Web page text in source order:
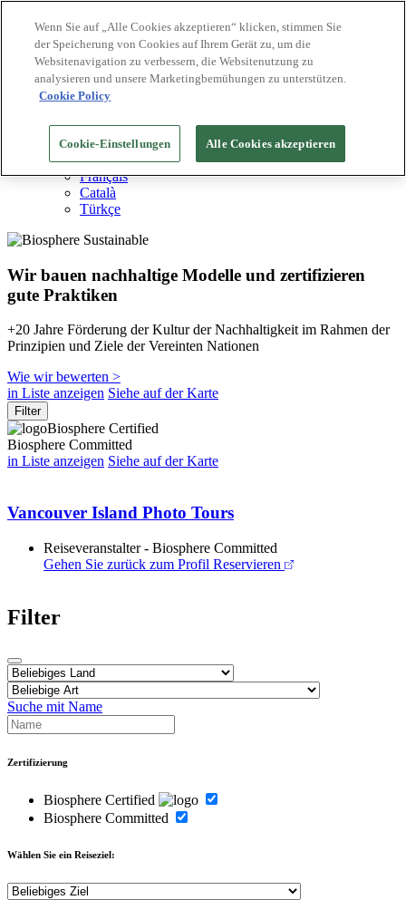
Biosphere Reiseziele
Biosphere Unternehmen
Wie wir bewerten
Über uns
English
Español
Português
Français
Català
Türkçe
Wir bauen nachhaltige Modelle und zertifizieren
gute Praktiken
+20 Jahre Förderung der Kultur der Nachhaltigkeit im Rahmen der
Prinzipien und Ziele der Vereinten Nationen
Wie wir bewerten >
in Liste anzeigen Siehe auf der Karte
Filter
Biosphere Certified
Biosphere Committed
in Liste anzeigen Siehe auf der Karte
Vancouver Island Photo Tours
Reiseveranstalter - Biosphere Committed
Gehen Sie zurück zum Profil Reservieren
Filter
Suche mit Name
Zertifizierung
Biosphere Certified
Biosphere Committed
Wählen Sie ein Reiseziel:
Wenn Sie auf „Alle Cookies akzeptieren“ klicken, stimmen Sie
der Speicherung von Cookies auf Ihrem Gerät zu, um die
Websitenavigation zu verbessern, die Websitenutzung zu
analysieren und unsere Marketingbemühungen zu unterstützen.
Cookie Policy
Cookie-Einstellungen Alle Cookies akzeptieren